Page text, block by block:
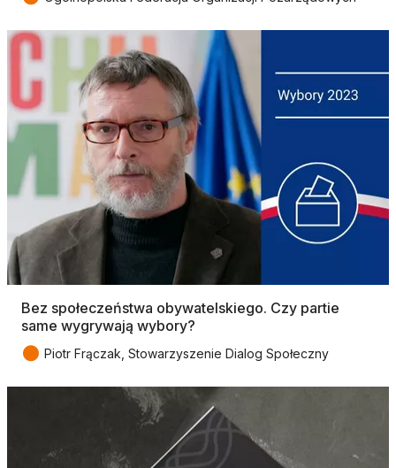
Bez społeczeństwa obywatelskiego. Czy partie
same wygrywają wybory?
● Piotr Frączak, Stowarzyszenie Dialog Społeczny